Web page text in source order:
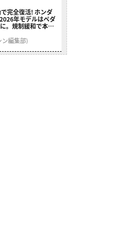
完全復活! ホンダ
年モデルはペダ
。規制緩和で本来
編集部)